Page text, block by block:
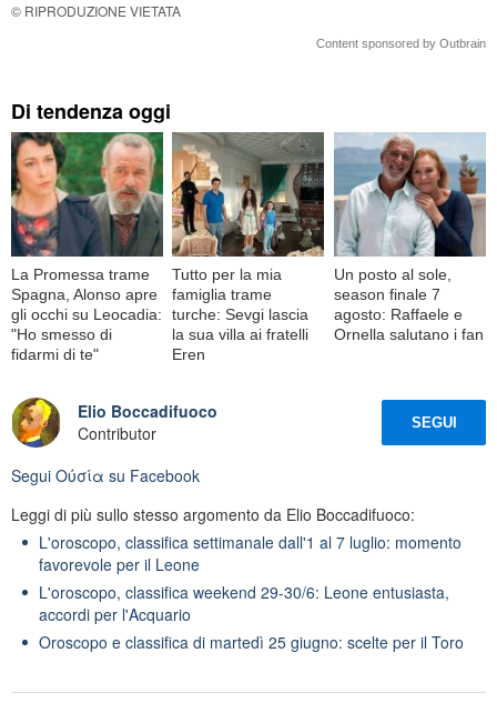
© RIPRODUZIONE VIETATA
Content sponsored by Outbrain
Di tendenza oggi
La Promessa trame
Spagna, Alonso apre
gli occhi su Leocadia:
"Ho smesso di
fidarmi di te"
Tutto per la mia
famiglia trame
turche: Sevgi lascia
la sua villa ai fratelli
Eren
Un posto al sole,
season finale 7
agosto: Raffaele e
Ornella salutano i fan
Elio Boccadifuoco
Contributor
SEGUI
Segui Oὐσία su Facebook
Leggi di più sullo stesso argomento da Elio Boccadifuoco:
L'oroscopo, classifica settimanale dall'1 al 7 luglio: momento
favorevole per il Leone
L'oroscopo, classifica weekend 29-30/6: Leone entusiasta,
accordi per l'Acquario
Oroscopo e classifica di martedì 25 giugno: scelte per il Toro